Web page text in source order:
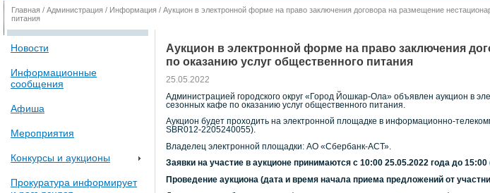
Избирательные округа
Главная / Администрация / Информация / Аукцион в электронной форме на право заключения договора на размещение
питания
Новости
Информационные
сообщения
Афиша
Мероприятия
Конкурсы и аукционы
Прокуратура информирует
Аукцион в электронной форме на право заключения
по оказанию услуг общественного питания
25.05.2022
Администрацией городского округ «Город Йошкар-Ола» объявлен аукцион в
сезонных кафе по оказанию услуг общественного питания.
Аукцион будет проходить на электронной площадке в информационно-
SBR012-2205240055).
Владелец электронной площадки: АО «Сбербанк-АСТ».
Заявки на участие в аукционе принимаются с 10:00 25.05.2022 года до
Проведение аукциона (дата и время начала приема предложений от